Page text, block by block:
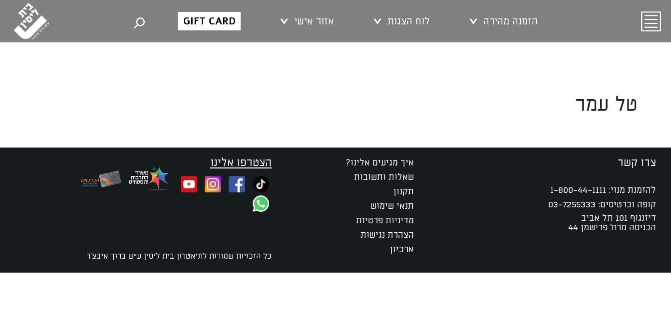
הזמנה מהירה לוח הצגות אזור אישי GIFT CARD
טל עמר
צרו קשר
להזמנת מנוי: 1-800-44-1111
קופה וכרטיסים: 03-7255333
דיזנגוף 101 תל אביב
הכניסה מרח' פרישמן 44
איך מגיעים אלינו?
שאלות ותשובות
תקנון
תנאי שימוש
מדיניות פרטיות
הצהרת נגישות
ארכיון
הצטרפו אלינו
כל הזכויות שמורות לתיאטרון בית ליסין ע"ש ברוך איבצ'ר